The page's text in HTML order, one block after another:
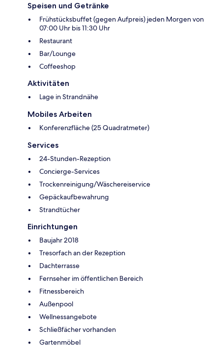
Speisen und Getränke
Frühstücksbuffet (gegen Aufpreis) jeden Morgen von
07:00 Uhr bis 11:30 Uhr
Restaurant
Bar/Lounge
Coffeeshop
Aktivitäten
Lage in Strandnähe
Mobiles Arbeiten
Konferenzfläche (25 Quadratmeter)
Services
24-Stunden-Rezeption
Concierge-Services
Trockenreinigung/Wäschereiservice
Gepäckaufbewahrung
Strandtücher
Einrichtungen
Baujahr 2018
Tresorfach an der Rezeption
Dachterrasse
Fernseher im öffentlichen Bereich
Fitnessbereich
Außenpool
Wellnessangebote
Schließfächer vorhanden
Gartenmöbel